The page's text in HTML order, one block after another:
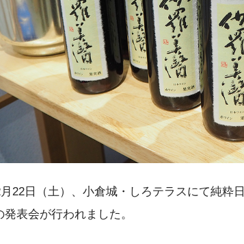
22日（土）、小倉城・しろテラスにて純粋
発表会が行われました。